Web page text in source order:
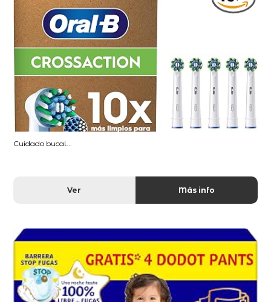
Cuidado bucal...
Ver Más info